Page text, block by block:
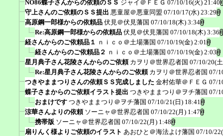
NO86蝶子さんからの依頼のＳＳ ジャイ＠ＦＥＧ 07/10/16(火) 21:40
守上さんのご依頼のＳＳ提出 悪童屋＠悪童同盟 07/10/17(水) 23:29
高原鋼一郎様からの依頼品 伏見＠伏見藩国 07/10/18(木) 3:34
Re:高原鋼一郎様からの依頼品 伏見＠伏見藩国 07/10/18(木) 3:36
経さんからのご依頼品１ ｎｉｃｏ＠土場藩国 07/10/19(金) 2:01
経さんからのご依頼品２ ｎｉｃｏ＠土場藩国 07/10/19(金) 2:03
星月典子さん花陵さんからのご依頼 カヲリ＠世界忍者国 07/10/20(
Re:星月典子さん花陵さんからのご依頼 カヲリ＠世界忍者国 07/
つきやままつりさんの依頼ＳＳ完成しました 金村佑華＠ＦＥＧ 07/
蝶子さまからのご依頼イラスト提出 つきやままつり＠ヲチ藩国 07/
おまけです つきやままつり＠ヲチ藩国 07/10/21(日) 18:41
涼華さんよりの依頼 ソーニャ＠世界忍者国 07/10/22(月) 1:47
携帯版 ソーニャ＠世界忍者国 07/10/22(月) 1:48
扇りんく様よりご依頼のイラスト あおひと＠海法よけ藩国 07/10/